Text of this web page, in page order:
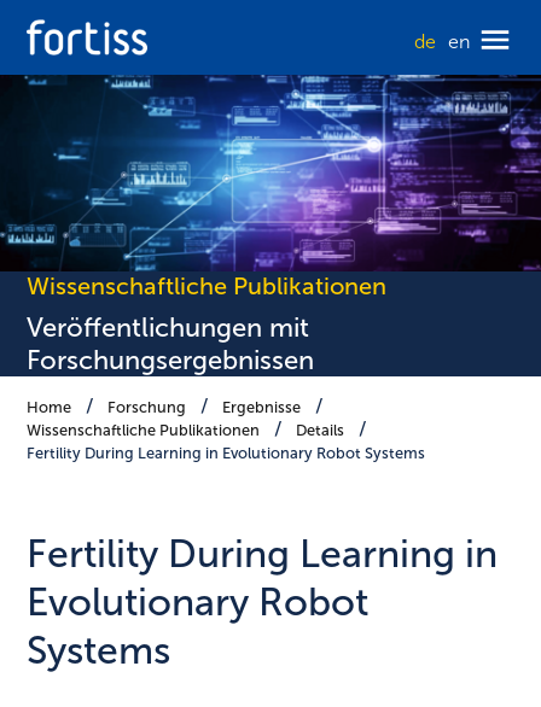
de en
Wissenschaftliche Publikationen
Veröffentlichungen mit
Forschungsergebnissen
Home Forschung
Ergebnisse
Wissenschaftliche Publikationen
Details
Fertility During Learning in Evolutionary Robot Systems
Fertility During Learning in
Evolutionary Robot
Systems